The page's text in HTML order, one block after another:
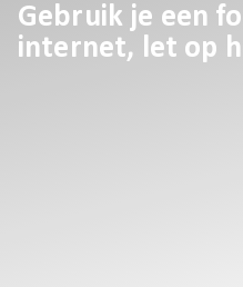
Gebruik je een
internet, let op